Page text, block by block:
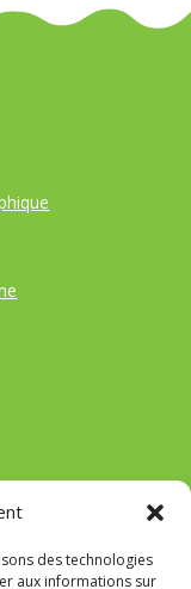
des technologies
aux informations sur